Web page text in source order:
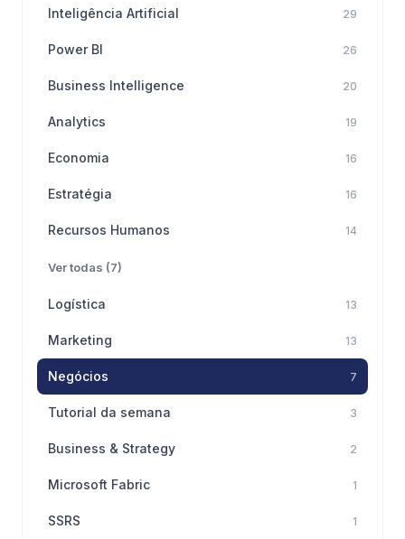
Inteligência Artificial 29
Power BI 26
Business Intelligence 20
Analytics 19
Economia 16
Estratégia 16
Recursos Humanos 14
Ver todas (7)
Logística 13
Marketing 13
Negócios 7
Tutorial da semana 3
Business & Strategy 2
Microsoft Fabric 1
SSRS 1